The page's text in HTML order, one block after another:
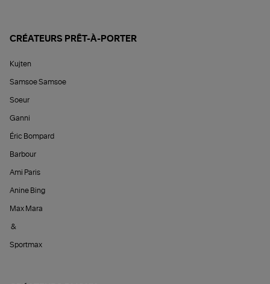
CRÉATEURS PRÊT-À-PORTER
Kujten
Samsoe Samsoe
Soeur
Ganni
Éric Bompard
Barbour
Ami Paris
Anine Bing
Max Mara
&
Sportmax